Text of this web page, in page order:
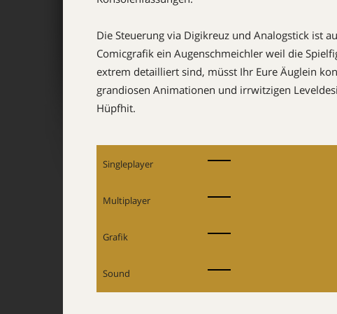
Die Steuerung via Digikreuz und Analogstick ist
Comicgrafik ein Augenschmeichler weil die
extrem detailliert sind, müsst Ihr Eure Äuglein
grandiosen Animationen und irrwitzigen
Hüpfhit.
Singleplayer
Multiplayer
Grafik
Sound